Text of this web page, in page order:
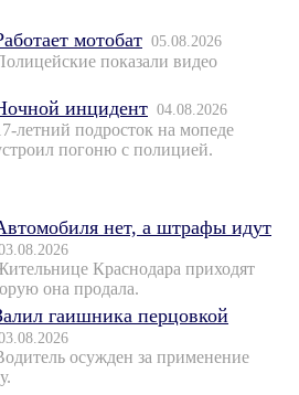
мотобат 05.08.2026
показали видео
инцидент 04.08.2026
летний подросток на мопеде
погоню с полицией.
нет, а штрафы идут
Краснодара приходят
она продала.
гаишника перцовкой
осужден за применение